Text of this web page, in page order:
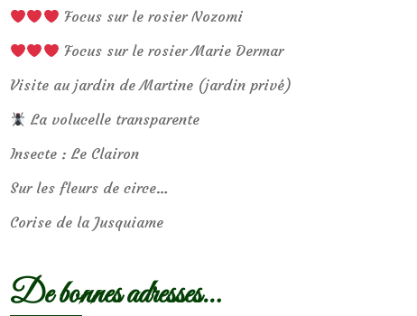
Focus sur le rosier Nozomi
Focus sur le rosier Marie Dermar
Visite au jardin de Martine (jardin privé)
La volucelle transparente
Insecte : Le Clairon
Sur les fleurs de circe…
Corise de la Jusquiame
De bonnes adresses…